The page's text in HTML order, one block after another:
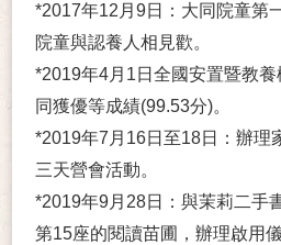
*2017年12月9日：大同院童第
院童與認養人相見歡。
*2019年4月1日全國安置暨教
同獲優等成績(99.53分)。
*2019年7月16日至18日：辦理
三天營會活動。
*2019年9月28日：與茉莉二手
第15座的閱讀苗圃，辦理啟用儀